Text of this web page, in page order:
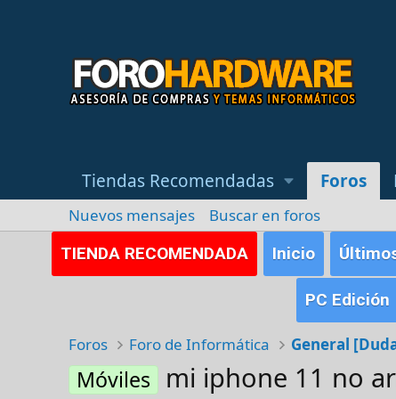
Tiendas Recomendadas Foros
Nuevos mensajes
Buscar en foros
TIENDA RECOMENDADA
Inicio
PC Edición
Foros Foro de Informática
Móviles mi iphone 11 no